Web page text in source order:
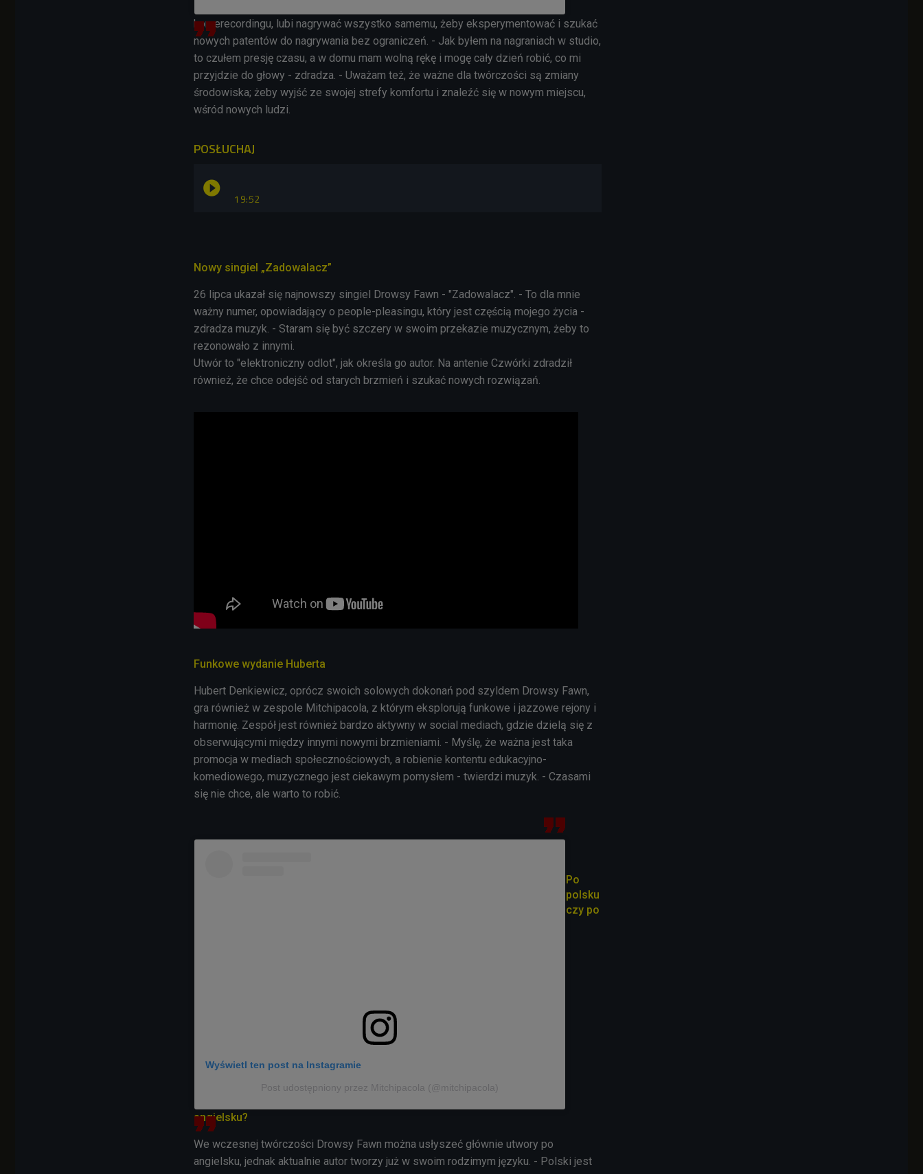
homerecordingu, lubi nagrywać wszystko samemu, żeby eksperymentować i szukać
nowych patentów do nagrywania bez ograniczeń. - Jak byłem na nagraniach w studio,
to czułem presję czasu, a w domu mam wolną rękę i mogę cały dzień robić, co mi
przyjdzie do głowy - zdradza. - Uważam też, że ważne dla twórczości są zmiany
środowiska; żeby wyjść ze swojej strefy komfortu i znaleźć się w nowym miejscu,
wśród nowych ludzi.
POSŁUCHAJ
19:52
Nowy singiel „Zadowalacz”
26 lipca ukazał się najnowszy singiel Drowsy Fawn - "Zadowalacz". - To dla mnie
ważny numer, opowiadający o people-pleasingu, który jest częścią mojego życia -
zdradza muzyk. - Staram się być szczery w swoim przekazie muzycznym, żeby to
rezonowało z innymi.
Utwór to "elektroniczny odlot", jak określa go autor. Na antenie Czwórki zdradził
również, że chce odejść od starych brzmień i szukać nowych rozwiązań.
Funkowe wydanie Huberta
Hubert Denkiewicz, oprócz swoich solowych dokonań pod szyldem Drowsy Fawn,
gra również w zespole Mitchipacola, z którym eksplorują funkowe i jazzowe rejony i
harmonię. Zespół jest również bardzo aktywny w social mediach, gdzie dzielą się z
obserwującymi między innymi nowymi brzmieniami. - Myślę, że ważna jest taka
promocja w mediach społecznościowych, a robienie kontentu edukacyjno-
komediowego, muzycznego jest ciekawym pomysłem - twierdzi muzyk. - Czasami
się nie chce, ale warto to robić.
Wyświetl ten post na Instagramie
Post udostępniony przez Mitchipacola (@mitchipacola)
Po
polsku
czy po
angielsku?
We wczesnej twórczości Drowsy Fawn można usłyszeć głównie utwory po
angielsku, jednak aktualnie autor tworzy już w swoim rodzimym języku. - Polski jest